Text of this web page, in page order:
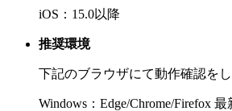
iOS：15.0以降
推奨環境
下記のブラウザにて動作確認をし
Windows：Edge/Chrome/Firefox 最